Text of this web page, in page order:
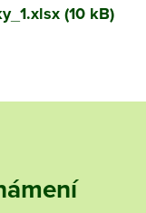
(10 kB)